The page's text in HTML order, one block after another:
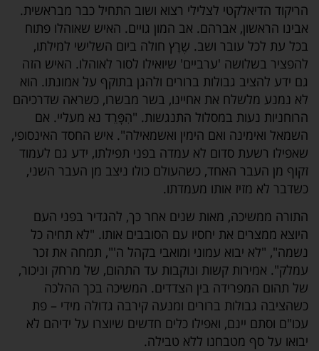
הריקוד הדיאלקטי לצלילי רצוא ושוב התחיל כבר מבראשית.
אבינו הראשון, אברהם. אב המון גויים. האיש שאוהלו פתוח
בכל עת לכל עובר ושב. שֶרָץ חולה ביום השלישי למילתו,
להפציר בשלושה 'ערביים' שיואילו לסור לאוהלו. האיש הזה
גם ידע להציב גבולות ברורים ולהגן בתוקף על אמונתו. הוא
לא נמנע מלשלח את אחיינו, בשר מבשרו, כשראה שדרכיהם
הרוחניות נעות במסלול התנגשות. "הִפָּרֵד נא מעליי. אם
השמאל ואימינה ואם הימין ואשמאילה". איש החסד האינסופי,
שאפילו רשעת סדום לא עמדה בפני תפילתו, ידע גם לעמוד
זקוף מן העבר האחד, כשהעולם כולו ניצב מן העבר השני,
כשדבר לא מזיז אותו מעמדתו.
התורה ממשיכה, מאות שנים אחר כך, להגדיר בפני העם
היוצא ממצרים את יחסיו עם הסובבים אותו. "לא תחיה כל
נשמה", "לא יבוא עמוני ומואבי בקהל ה'", תמחה את זכר
עמלק". אמירות קשות ונוקבות עד התהום, של מרחק וניכור,
של תהום המפרידה בין הצדדים. המשיכה בכך ההלכה
כשהציבה גבולות ברורים ומנעה קירבה גדולה מידי – פת
עכו"ם וסתם יינם, ואפילו כלים חדשים שיוצרו על ידיהם לא
יבואו על סף מטבחנו ללא טבילה.